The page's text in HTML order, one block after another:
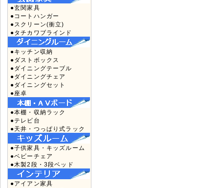
●玄関家具
●コートハンガー
●スクリーン(衝立)
●タチカワブラインド
●キッチン収納
●ダストボックス
●ダイニングテーブル
●ダイニングチェア
●ダイニングセット
●座卓
●本棚・収納ラック
●テレビ台
●天井・つっぱり式ラック
●子供家具・キッズルーム
●ベビーチェア
●木製2段・3段ベッド
●アイアン家具